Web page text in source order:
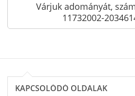
Várjuk adományát,
11732002-
KAPCSOLÓDÓ OLDALAK